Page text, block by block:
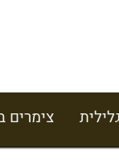
צימרים